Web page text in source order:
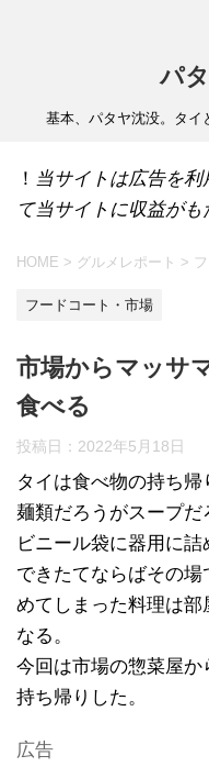
パ
基本、パタヤ沈没。タイ
！ 当サイトは広告を
て当サイトに収益がも
HOME > グルメレポート >
フードコート・市場
市場からマッサ
食べる
投稿日： 2022年5月18日
タイは食べ物の持ち帰
麺類だろうがスープ
ビニール袋に器用に詰
できたてならばその
めてしまった料理は部
なる。
今回は市場の惣菜屋
持ち帰りした。
広告